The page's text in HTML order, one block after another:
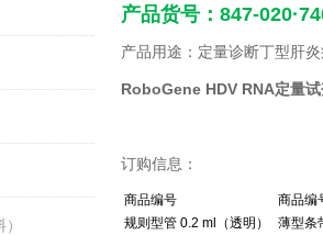
产品货号：847-
产品用途：定量诊断丁型肝
RoboGene HDV RNA定量
订购信息：
商品编号
商品编
规则型管 0.2 ml（透明）
薄型条